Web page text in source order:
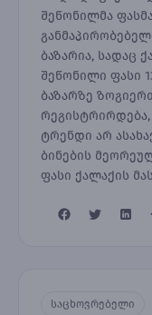
შეწონილმა
ბაზარია, სადაც
შეწონილი ფასი
ბაზარზე
ტრენდი არ
ბინების
ფასი ქალაქის
საცხოვრებელი